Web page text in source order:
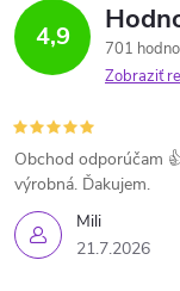
4,9
701
Zobraziť
Mili
21.7.2026
Obchod odporúčam
výrobná. Ďakujem.